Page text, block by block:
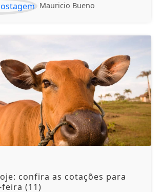
Mauricio Bueno
confira as cotações para
(11)